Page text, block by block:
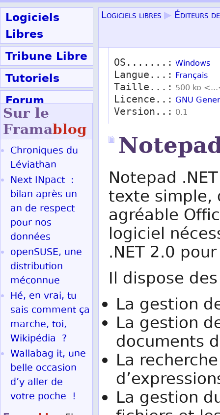
Logiciels
Libres
Tribune Libre
Tutoriels
Forum
Participer
Logiciels libres ▶ Éditeurs
OS.......: Windows
Langue...: Français
Taille...: 500 ko
Licence..: GNU
Version..: 0.1
Notepad
texte simple,
agréable
logiciel
.NET 2.0
Il dispose
La gestion
La gestion
documents
La
La gestion
Sur le
Framablog
Chroniques du
Léviathan
Next INpact :
bilan après un
an de respect
pour nos
données
openSUSE, une
distribution
méconnue
Hé, en vrai, tu
sais comment ça
marche, toi,
Wikipédia ?
Wallabag it, une
belle occasion
d’y aller de
votre poche !